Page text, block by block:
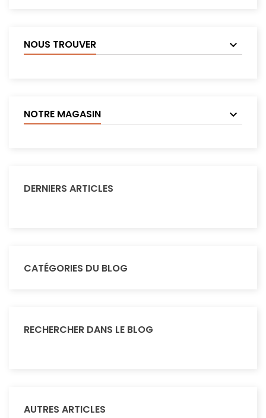
NOUS TROUVER
NOTRE MAGASIN
DERNIERS ARTICLES
CATÉGORIES DU BLOG
RECHERCHER DANS LE BLOG
AUTRES ARTICLES